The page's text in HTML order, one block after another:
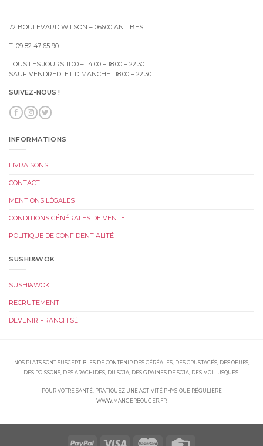
72 BOULEVARD WILSON – 06600 ANTIBES
T. 09 82 47 65 90
TOUS LES JOURS 11:00 – 14:00 – 18:00 – 22:30
SAUF VENDREDI ET DIMANCHE : 18:00 – 22:30
SUIVEZ-NOUS !
INFORMATIONS
LIVRAISONS
CONTACT
MENTIONS LÉGALES
CONDITIONS GÉNÉRALES DE VENTE
POLITIQUE DE CONFIDENTIALITÉ
SUSHI&WOK
SUSHI&WOK
RECRUTEMENT
DEVENIR FRANCHISÉ
NOS PLATS SONT SUSCEPTIBLES DE CONTENIR DES CÉRÉALES, DES CRUSTACÉS, DES OEUFS,
DES POISSONS, DES ARACHIDES, DU SOJA, DES GRAINES DE SOJA, DES MOLLUSQUES.
POUR VOTRE SANTÉ, PRATIQUEZ UNE ACTIVITÉ PHYSIQUE RÉGULIÈRE
WWW.MANGERBOUGER.FR